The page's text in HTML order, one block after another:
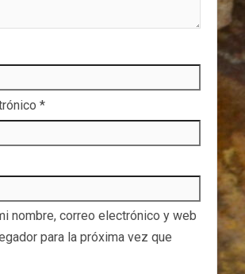
*
nombre, correo electrónico y web
para la próxima vez que